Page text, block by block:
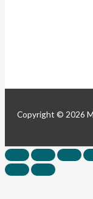
Copyright © 2026